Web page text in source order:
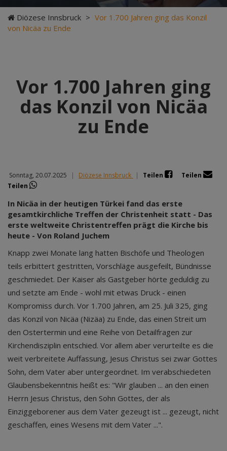
Diözese Innsbruck > Vor 1.700 Jahren ging das Konzil
von Nicäa zu Ende
Vor 1.700 Jahren ging
das Konzil von Nicäa
zu Ende
Sonntag, 20.07.2025 | Diözese Innsbruck | Teilen
Teilen
Teilen
In Nicäa in der heutigen Türkei fand das erste
gesamtkirchliche Treffen der Christenheit statt - Das
erste weltweite Christentreffen prägt die Kirche bis
heute - Von Roland Juchem
Knapp zwei Monate lang hatten Bischöfe und Theologen
teils erbittert gestritten, Vorschläge ausgefeilt, Bündnisse
geschmiedet. Der Kaiser als Gastgeber hörte geduldig zu
und setzte am Ende - wohl mit etwas Druck - einen
Kompromiss durch. Vor 1.700 Jahren, am 25. Juli 325, ging
das Konzil von Nicäa (Nizäa) zu Ende, das einen Streit um
den Ostertermin und eine Reihe von Detailfragen zur
Kirchendisziplin entschied. Vor allem aber verurteilte es die
weit verbreitete Auffassung, Jesus Christus sei zwar Gottes
Sohn, dem Vater aber untergeordnet. Im verabschiedeten
Glaubensbekenntnis heißt es: "Wir glauben ... an den einen
Herrn Jesus Christus, den Sohn Gottes, der als
Einziggeborener aus dem Vater gezeugt ist ... gezeugt, nicht
geschaffen, eines Wesens mit dem Vater ...".